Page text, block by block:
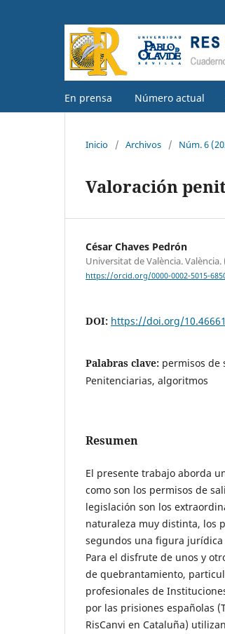
En prensa Número actual
Inicio / Archivos / Núm. 6
Valoración
César Chaves Pedrón
Universitat de València. València.
https://orcid.org/0000-0002-5015-
DOI: https://doi.org/
Palabras clave: permisos de
Penitenciarias, algoritmos
Resumen
El presente trabajo aborda
como son los permisos de
legislación son los
naturaleza muy distinta, los
segundos una figura
Para el disfrute de unos y
de quebrantamiento,
profesionales de
por las prisiones españolas
RisCanvi en Cataluña)